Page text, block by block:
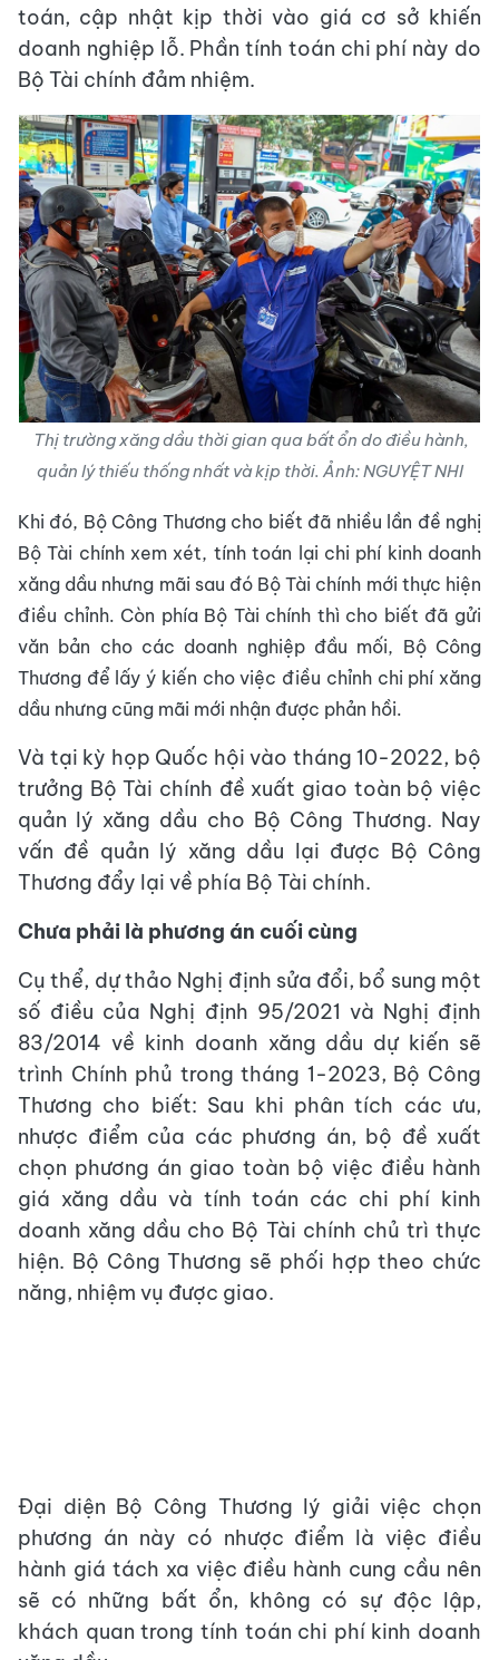
toán, cập nhật kịp thời vào giá cơ sở khiến
doanh nghiệp lỗ. Phần tính toán chi phí này do
Bộ Tài chính đảm nhiệm.
Thị trường xăng dầu thời gian qua bất ổn do điều hành,
quản lý thiếu thống nhất và kịp thời. Ảnh: NGUYỆT NHI
Khi đó, Bộ Công Thương cho biết đã nhiều lần đề nghị
Bộ Tài chính xem xét, tính toán lại chi phí kinh doanh
xăng dầu nhưng mãi sau đó Bộ Tài chính mới thực hiện
điều chỉnh. Còn phía Bộ Tài chính thì cho biết đã gửi
văn bản cho các doanh nghiệp đầu mối, Bộ Công
Thương để lấy ý kiến cho việc điều chỉnh chi phí xăng
dầu nhưng cũng mãi mới nhận được phản hồi.
Và tại kỳ họp Quốc hội vào tháng 10-2022, bộ
trưởng Bộ Tài chính đề xuất giao toàn bộ việc
quản lý xăng dầu cho Bộ Công Thương. Nay
vấn đề quản lý xăng dầu lại được Bộ Công
Thương đẩy lại về phía Bộ Tài chính.
Chưa phải là phương án cuối cùng
Cụ thể, dự thảo Nghị định sửa đổi, bổ sung một
số điều của Nghị định 95/2021 và Nghị định
83/2014 về kinh doanh xăng dầu dự kiến sẽ
trình Chính phủ trong tháng 1-2023, Bộ Công
Thương cho biết: Sau khi phân tích các ưu,
nhược điểm của các phương án, bộ đề xuất
chọn phương án giao toàn bộ việc điều hành
giá xăng dầu và tính toán các chi phí kinh
doanh xăng dầu cho Bộ Tài chính chủ trì thực
hiện. Bộ Công Thương sẽ phối hợp theo chức
năng, nhiệm vụ được giao.
Đại diện Bộ Công Thương lý giải việc chọn
phương án này có nhược điểm là việc điều
hành giá tách xa việc điều hành cung cầu nên
sẽ có những bất ổn, không có sự độc lập,
khách quan trong tính toán chi phí kinh doanh